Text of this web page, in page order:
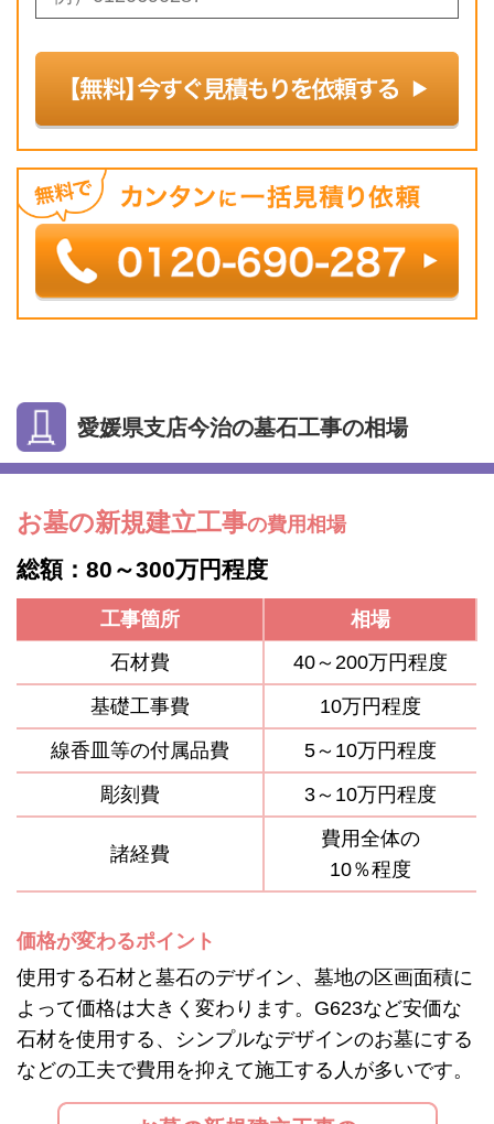
愛媛県支店今治の墓石工事の相場
お墓の新規建立工事の費用相場
総額：80～300万円程度
工事箇所
相場
石材費
40～200万円程度
基礎工事費
10万円程度
線香皿等の付属品費
5～10万円程度
彫刻費
3～10万円程度
諸経費
費用全体の
10％程度
価格が変わるポイント
使用する石材と墓石のデザイン、墓地の区画面積に
よって価格は大きく変わります。G623など安価な
石材を使用する、シンプルなデザインのお墓にする
などの工夫で費用を抑えて施工する人が多いです。